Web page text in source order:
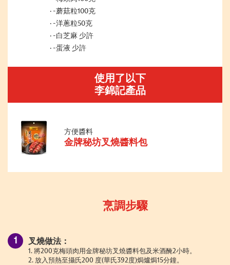
-蘑菇粒100克
-洋蔥粒50克
-白芝麻 少許
-蛋液 少許
使用了以下
李錦記產品
方便醬料
金牌秘坊叉燒醬料包
烹調步驟
叉燒做法：
1. 將200克梅頭肉用金牌秘坊叉燒醬料包及米酒醃2小時。
2. 放入預熱至攝氏200 度(華氏392度)焗爐焗15分鐘。